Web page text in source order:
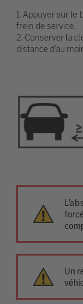
1. Appuyer sur le
frein de service.
2. Conserver la
distance d’au
Un